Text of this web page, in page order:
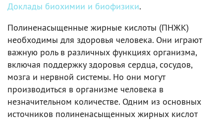
Доклады биохимии и биофизики.
Полиненасыщенные жирные кислоты (ПНЖК)
необходимы для здоровья человека. Они играют
важную роль в различных функциях организма,
включая поддержку здоровья сердца, сосудов,
мозга и нервной системы. Но они могут
производиться в организме человека в
незначительном количестве. Одним из основных
источников полиненасыщенных жирных кислот